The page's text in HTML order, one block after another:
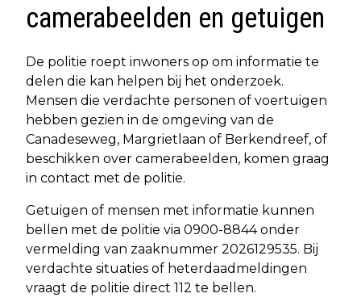
camerabeelden en getuigen
De politie roept inwoners op om informatie te
delen die kan helpen bij het onderzoek.
Mensen die verdachte personen of voertuigen
hebben gezien in de omgeving van de
Canadeseweg, Margrietlaan of Berkendreef, of
beschikken over camerabeelden, komen graag
in contact met de politie.
Getuigen of mensen met informatie kunnen
bellen met de politie via 0900-8844 onder
vermelding van zaaknummer 2026129535. Bij
verdachte situaties of heterdaadmeldingen
vraagt de politie direct 112 te bellen.